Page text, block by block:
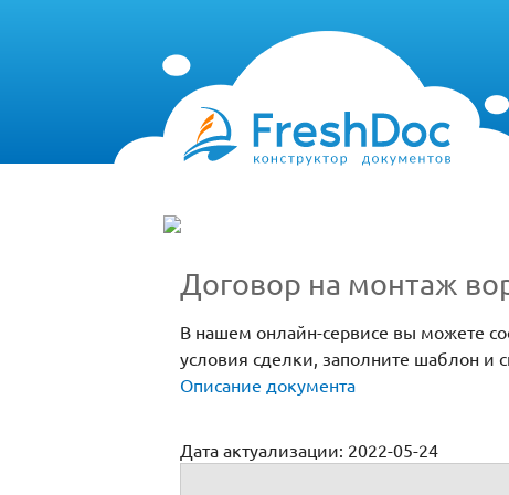
Договор на монтаж
В нашем онлайн-сервисе вы можете
условия сделки, заполните шаблон и
Описание документа
Дата актуализации: 2022-05-24